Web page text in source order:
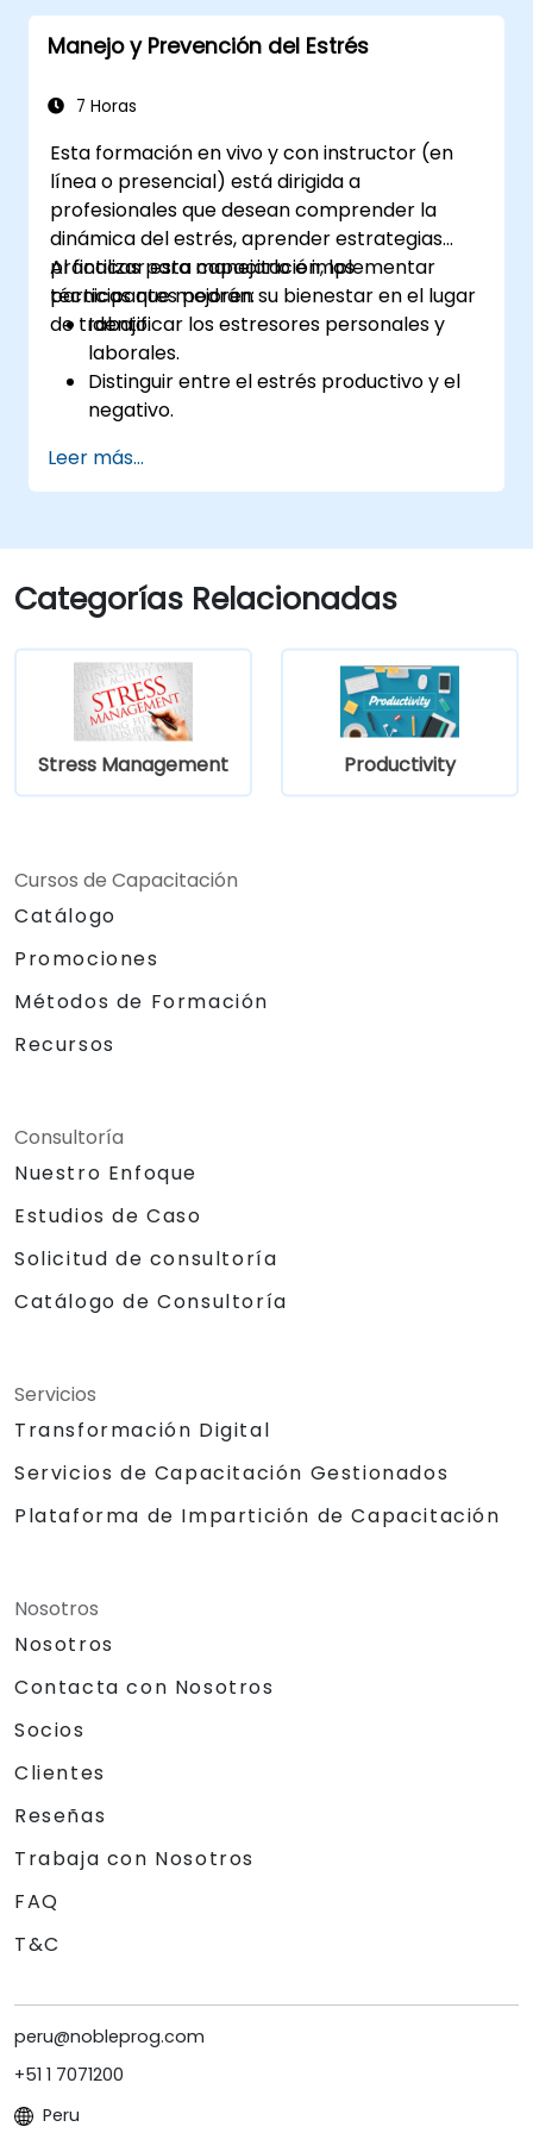
Manejo y Prevención del Estrés
7 Horas
Esta formación en vivo y con instructor (en
línea o presencial) está dirigida a
profesionales que desean comprender la
dinámica del estrés, aprender estrategias
prácticas para manejarlo e implementar
técnicas que mejoren su bienestar en el lugar
de trabajo.
Al finalizar esta capacitación, los
participantes podrán:
Identificar los estresores personales y
laborales.
Distinguir entre el estrés productivo y el
negativo.
manejar el estrés.
Desarrollar resiliencia mediante ejercicios
Leer más...
Categorías Relacionadas
Stress Management Productivity
Cursos de Capacitación
Catálogo
Promociones
Métodos de Formación
Recursos
Consultoría
Nuestro Enfoque
Estudios de Caso
Solicitud de consultoría
Catálogo de Consultoría
Servicios
Transformación Digital
Servicios de Capacitación Gestionados
Plataforma de Impartición de Capacitación
Nosotros
Nosotros
Contacta con Nosotros
Socios
Clientes
Reseñas
Trabaja con Nosotros
FAQ
T&C
peru@nobleprog.com
+51 1 7071200
Peru